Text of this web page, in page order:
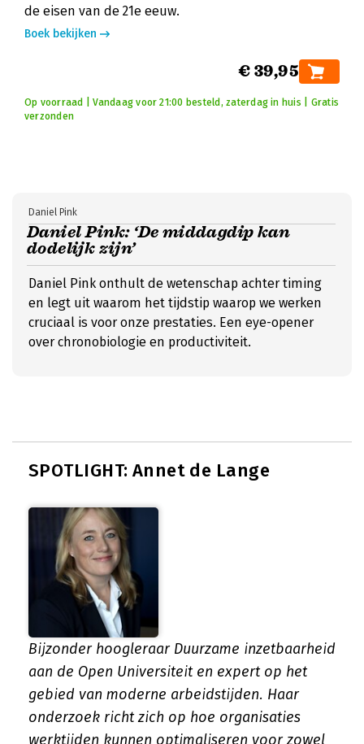
de eisen van de 21e eeuw.
Boek bekijken
€ 39,95
Op voorraad | Vandaag voor 21:00 besteld, zaterdag in huis | Gratis
verzonden
Daniel Pink: ‘De middagdip kan
dodelijk zijn’
Daniel Pink
Daniel Pink onthult de wetenschap achter timing
en legt uit waarom het tijdstip waarop we werken
cruciaal is voor onze prestaties. Een eye-opener
over chronobiologie en productiviteit.
SPOTLIGHT: Annet de Lange
Bijzonder hoogleraar Duurzame inzetbaarheid
aan de Open Universiteit en expert op het
gebied van moderne arbeidstijden. Haar
onderzoek richt zich op hoe organisaties
werktijden kunnen optimaliseren voor zowel